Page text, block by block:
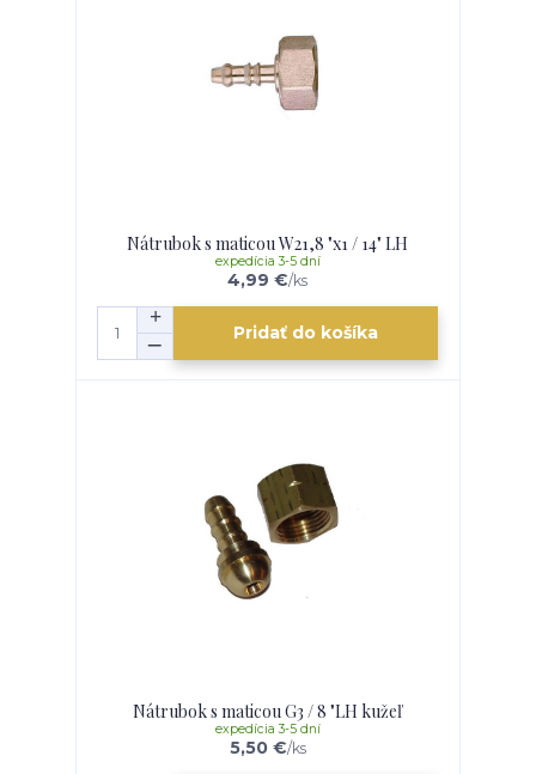
Nátrubok s maticou W21,8 "x1 / 14" LH
4,99 €/ks
expedícia 3-5 dní
Pridať do košíka
Nátrubok s maticou G3 / 8 "LH kužeľ
5,50 €/ks
expedícia 3-5 dní